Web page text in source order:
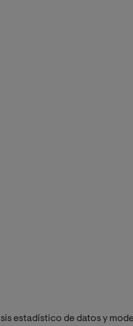
estadístico de datos y